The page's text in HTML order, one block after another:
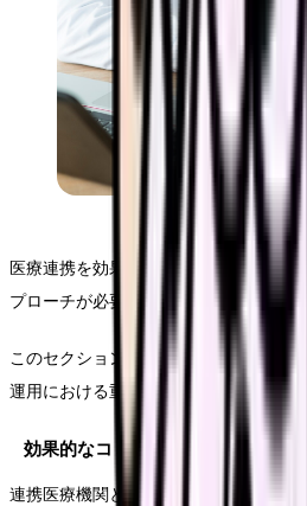
医療連携を効果的に推進するためには
プローチが必要です。
このセクションでは、現場で即実践で
運用における重要なポイントを詳しく見
効果的なコミュニケーション戦略
連携医療機関との良好な関係構築には